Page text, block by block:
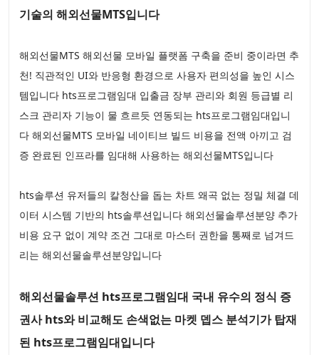
기술의 해외선물MTS입니다
해외선물MTS 해외선물 모바일 플랫폼 구축을 준비 중이라면 추
천! 직관적인 UI와 반응형 환경으로 사용자 편의성을 높인 시스
템입니다 hts프로그램임대 입출금 장부 관리와 회원 등급별 리
스크 관리자 기능이 물 흐르듯 연동되는 hts프로그램임대입니
다 해외선물MTS 모바일 네이티브 빌드 비용을 전액 아끼고 검
증 완료된 인프라를 임대해 사용하는 해외선물MTS입니다
hts솔루션 유저들의 칼청산을 돕는 차트 왜곡 없는 정밀 체결 데
이터 시스템 기반의 hts솔루션입니다 해외선물솔루션분양 추가
비용 요구 없이 계약 조건 그대로 마스터 권한을 통째로 넘겨드
리는 해외선물솔루션분양입니다
해외선물솔루션 hts프로그램임대 국내 유수의 정식 증
권사 hts와 비교해도 손색없는 마켓 뎁스 분석기가 탑재
된 hts프로그램임대입니다